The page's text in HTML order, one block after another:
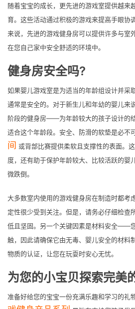
随着宝宝的成长，更先进的游戏室提供越来
育。这些活动通过积极的游戏来提高手眼协
来说，先进的游戏健身房可以提供许多与室
在您自己家中安全舒适的环境中。
健身房安全吗?
如果婴儿游戏室是为适当的年龄组设计并采
通常是安全的。对于新生儿和年幼的婴儿来
阶段的健身房——为年龄较大的孩子设计的
适合这个年龄段。安全、防滑的软垫是必不
间 或背部比赛提供柔软且支撑性的表面。
度，还有助于保护年龄较大、比较活跃的婴
微跌倒。
大多数室内使用的游戏健身房在制造时都考
定性很少受到关注。但是，请务必仔细检查
低且坚固。另一个关键因素是材料安全——
触，因此请确保它由无毒、婴儿安全的材料
物质的认证，让您在玩耍时安心无忧。
为您的小宝贝探索完美
准备好给您的宝宝一份充满乐趣和学习的礼